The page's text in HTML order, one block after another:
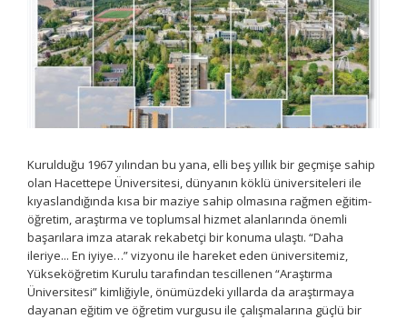
Kurulduğu 1967 yılından bu yana, elli beş yıllık bir geçmişe sahip
olan Hacettepe Üniversitesi, dünyanın köklü üniversiteleri ile
kıyaslandığında kısa bir maziye sahip olmasına rağmen eğitim-
öğretim, araştırma ve toplumsal hizmet alanlarında önemli
başarılara imza atarak rekabetçi bir konuma ulaştı. “Daha
ileriye... En iyiye…” vizyonu ile hareket eden üniversitemiz,
Yükseköğretim Kurulu tarafından tescillenen “Araştırma
Üniversitesi” kimliğiyle, önümüzdeki yıllarda da araştırmaya
dayanan eğitim ve öğretim vurgusu ile çalışmalarına güçlü bir